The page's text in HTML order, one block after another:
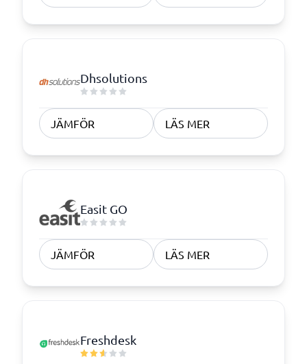
Dhsolutions
JÄMFÖR LÄS MER
Easit GO
JÄMFÖR LÄS MER
Freshdesk